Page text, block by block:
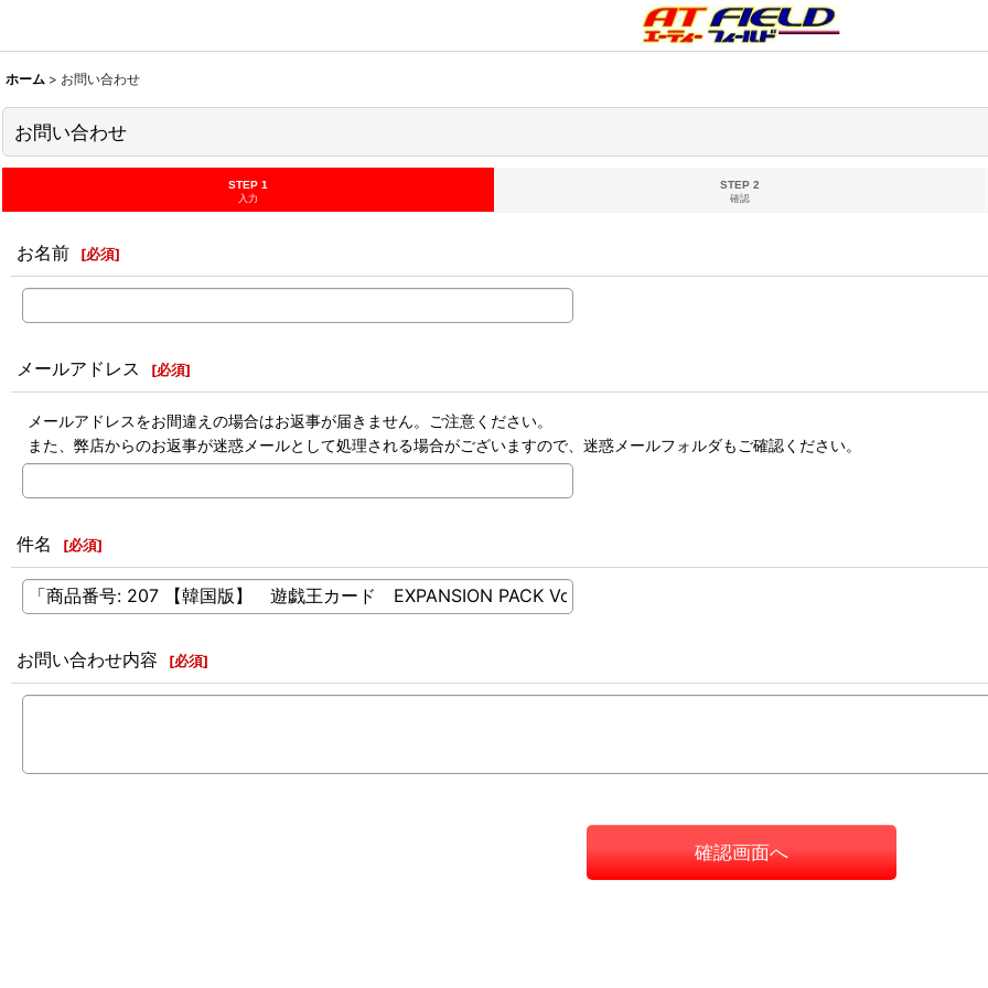
ホーム > お問い合わせ
お問い合わせ
STEP 1
入力
STEP 2
確認
お名前 [必須]
メールアドレス [必須]
メールアドレスをお間違えの場合はお返事が届きません。ご注意ください。
また、弊店からのお返事が迷惑メールとして処理される場合がございますので、迷惑メールフォルダもご確認ください。
件名 [必須]
お問い合わせ内容 [必須]
確認画面へ